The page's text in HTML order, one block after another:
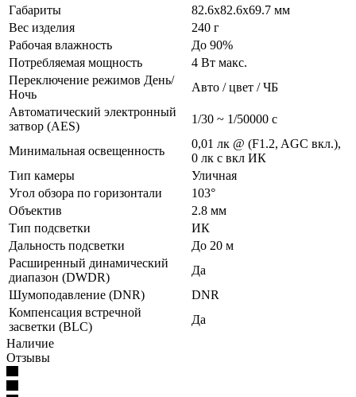
Габариты
82.6x82.6x69.7 мм
Вес изделия
240 г
Рабочая влажность
До 90%
Потребляемая мощность
4 Вт макс.
Переключение режимов День/
Ночь
Авто / цвет / ЧБ
Автоматический электронный
затвор (AES)
1/30 ~ 1/50000 с
Минимальная освещенность
0,01 лк @ (F1.2, AGC вкл.),
0 лк с вкл ИК
Тип камеры
Уличная
Угол обзора по горизонтали
103°
Объектив
2.8 мм
Тип подсветки
ИК
Дальность подсветки
До 20 м
Расширенный динамический
диапазон (DWDR)
Да
Шумоподавление (DNR)
DNR
Компенсация встречной
засветки (BLC)
Да
Наличие
Отзывы